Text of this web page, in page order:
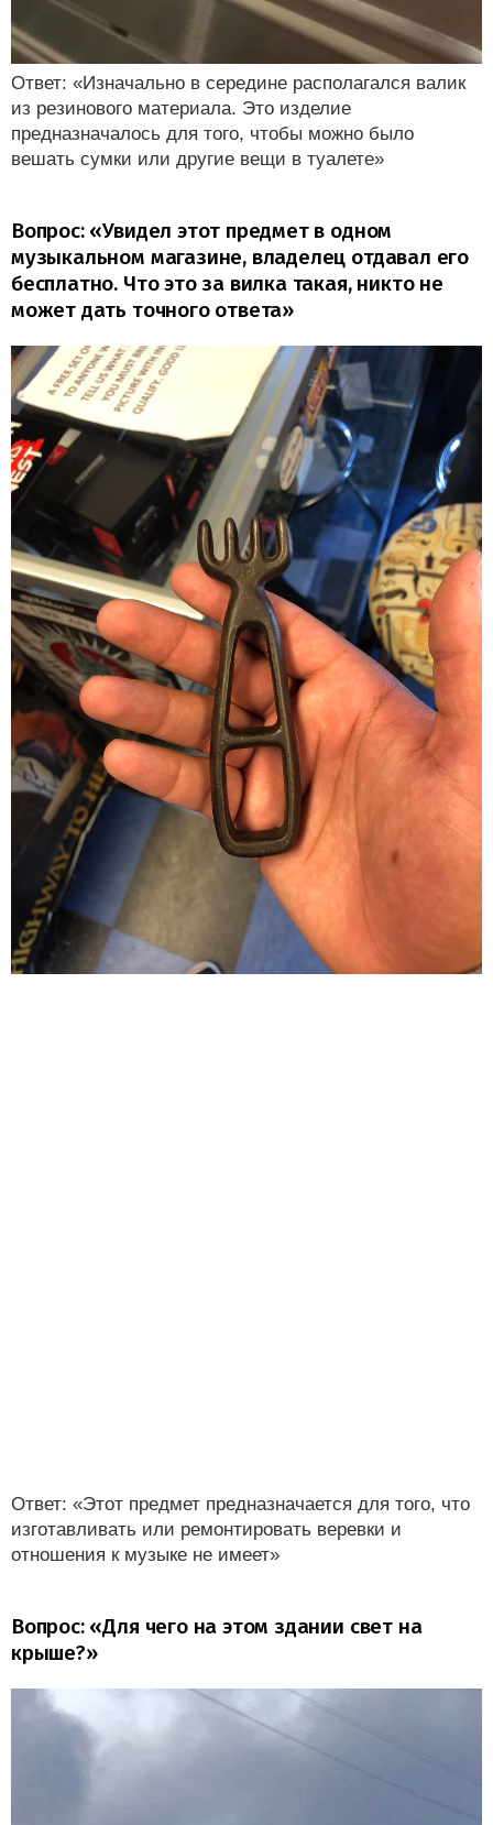
Ответ: «Изначально в середине располагался валик
из резинового материала. Это изделие
предназначалось для того, чтобы можно было
вешать сумки или другие вещи в туалете»
Вопрос: «Увидел этот предмет в одном
музыкальном магазине, владелец отдавал его
бесплатно. Что это за вилка такая, никто не
может дать точного ответа»
Ответ: «Этот предмет предназначается для того, что
изготавливать или ремонтировать веревки и
отношения к музыке не имеет»
Вопрос: «Для чего на этом здании свет на
крыше?»